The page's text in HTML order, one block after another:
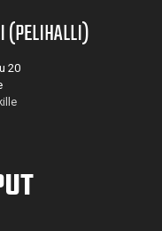
(PELIHALLI)
20